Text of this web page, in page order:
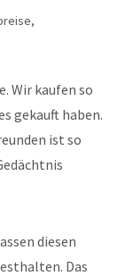
Wir kaufen so
gekauft haben.
ist so
diesen
Das